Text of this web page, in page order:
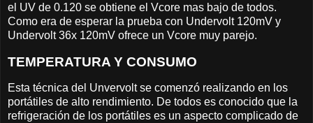
el UV de 0.120 se obtiene el Vcore mas bajo de todos.
Como era de esperar la prueba con Undervolt 120mV y
Undervolt 36x 120mV ofrece un Vcore muy parejo.
TEMPERATURA Y CONSUMO
Esta técnica del Unvervolt se comenzó realizando en los
portátiles de alto rendimiento. De todos es conocido que la
refrigeración de los portátiles es un aspecto complicado de